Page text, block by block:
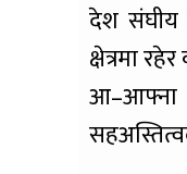
देश संघीय
क्षेत्रमा
आ–आफ्ना